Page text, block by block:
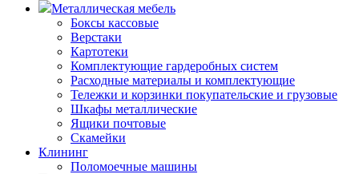
Металлическая мебель
Боксы кассовые
Верстаки
Картотеки
Комплектующие гардеробных систем
Расходные материалы и комплектующие
Тележки и корзинки покупательские и грузовые
Шкафы металлические
Ящики почтовые
Скамейки
Клининг
Поломоечные машины